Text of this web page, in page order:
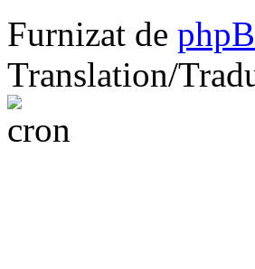
Furnizat de
Translation/